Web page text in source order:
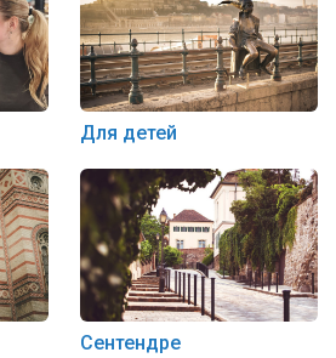
Для детей
Сентендре